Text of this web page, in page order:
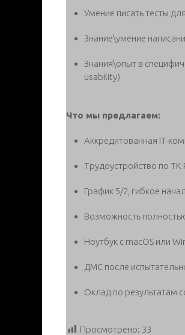
Умение писать тесты
Знание\умение
Знания\опыт в
usability)
Что мы предлагаем:
Аккредитованная IT-
Трудоустройство по ТК
График 5/2, гибкое
Возможность
Ноутбук с macOS или
ДМС после
Оклад по результатам
Просмотрено: 33